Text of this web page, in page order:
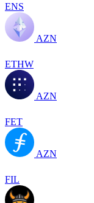
ENS
AZN
ETHW
AZN
FET
AZN
FIL